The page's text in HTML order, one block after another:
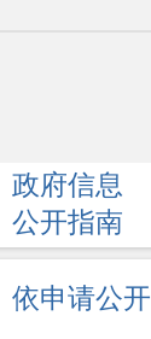
政府信息
公开指南
依申请公开